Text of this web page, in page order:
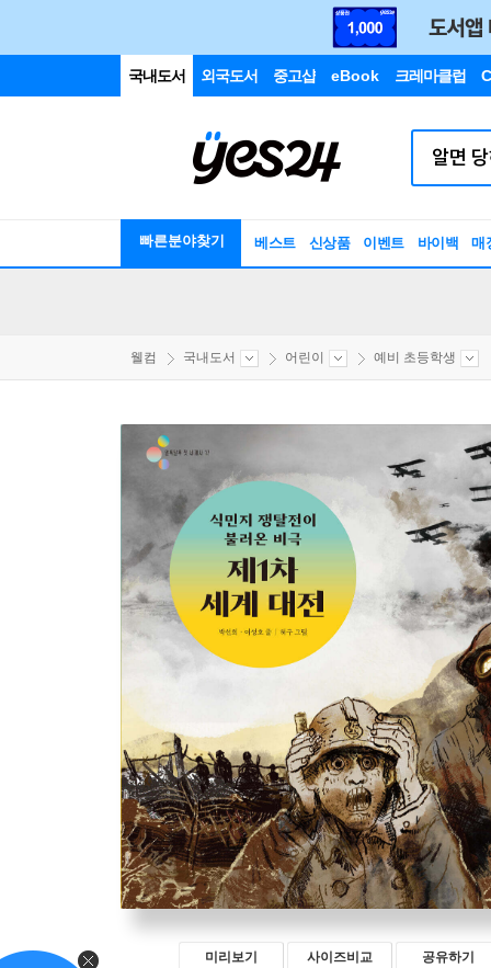
국내도서 외국도서 중고샵 eBook 크레마클럽
빠른분야찾기 베스트 신상품 이벤트 바이백 매
웰컴 국내도서 어린이 예비 초등학생
미리보기 사이즈비교 공유하기